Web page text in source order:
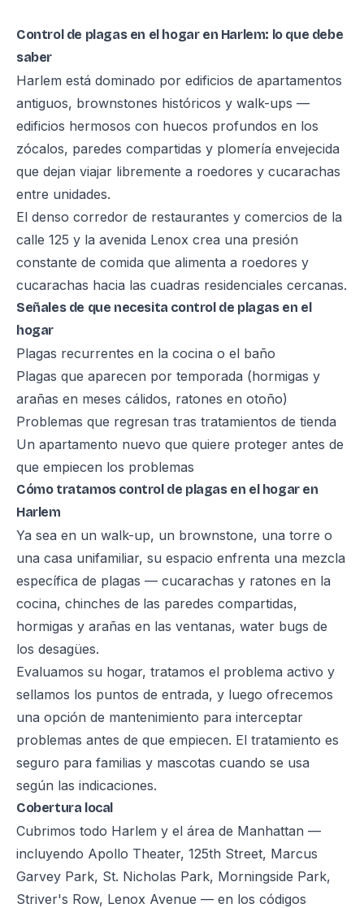
Control de plagas en el hogar en Harlem: lo que debe
saber
Harlem está dominado por edificios de apartamentos
antiguos, brownstones históricos y walk-ups —
edificios hermosos con huecos profundos en los
zócalos, paredes compartidas y plomería envejecida
que dejan viajar libremente a roedores y cucarachas
entre unidades.
El denso corredor de restaurantes y comercios de la
calle 125 y la avenida Lenox crea una presión
constante de comida que alimenta a roedores y
cucarachas hacia las cuadras residenciales cercanas.
Señales de que necesita control de plagas en el
hogar
Plagas recurrentes en la cocina o el baño
Plagas que aparecen por temporada (hormigas y
arañas en meses cálidos, ratones en otoño)
Problemas que regresan tras tratamientos de tienda
Un apartamento nuevo que quiere proteger antes de
que empiecen los problemas
Cómo tratamos control de plagas en el hogar en
Harlem
Ya sea en un walk-up, un brownstone, una torre o
una casa unifamiliar, su espacio enfrenta una mezcla
específica de plagas — cucarachas y ratones en la
cocina, chinches de las paredes compartidas,
hormigas y arañas en las ventanas, water bugs de
los desagües.
Evaluamos su hogar, tratamos el problema activo y
sellamos los puntos de entrada, y luego ofrecemos
una opción de mantenimiento para interceptar
problemas antes de que empiecen. El tratamiento es
seguro para familias y mascotas cuando se usa
según las indicaciones.
Cobertura local
Cubrimos todo Harlem y el área de Manhattan —
incluyendo Apollo Theater, 125th Street, Marcus
Garvey Park, St. Nicholas Park, Morningside Park,
Striver's Row, Lenox Avenue — en los códigos